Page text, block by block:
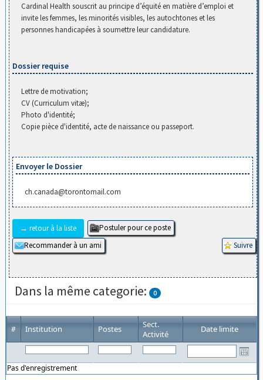
Cardinal Health souscrit au principe d’équité en matière d’emploi et
invite les femmes, les minorités visibles, les autochtones et les
personnes handicapées à soumettre leur candidature.
Dossier requise
Lettre de motivation;
CV (Curriculum vitæ);
Photo d'identité;
Copie pièce d'identité, acte de naissance ou passeport.
Envoyer le Dossier
ch.canada@torontomail.com
→ retour à la liste
Dans la même categorie: 0
# Institution Postes
Sect.
Activité
Date limite
Pas d'enregistrement